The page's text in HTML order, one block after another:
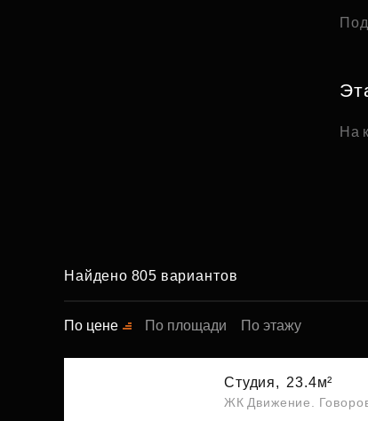
На
Найдено 805 вариантов
По цене По площади По этажу
Студия, 23.4м²
ЖК Движение.